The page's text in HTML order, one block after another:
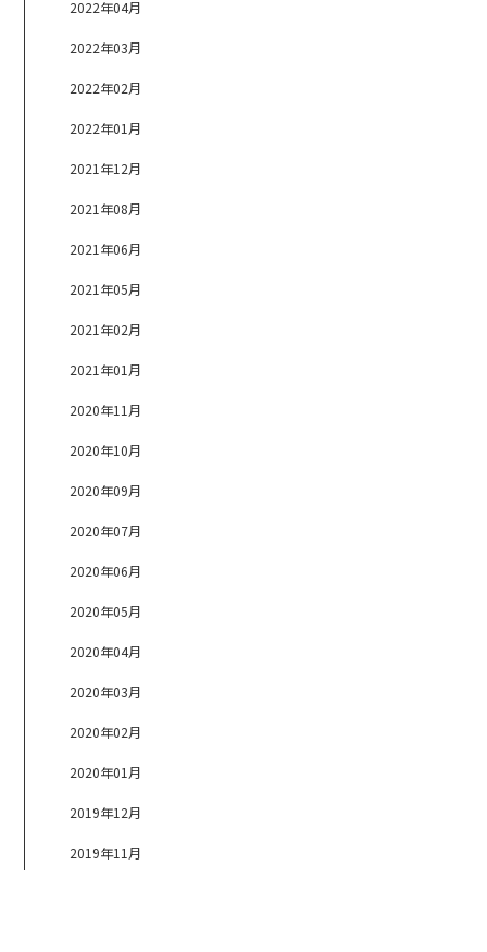
2022年04月
2022年03月
2022年02月
2022年01月
2021年12月
2021年08月
2021年06月
2021年05月
2021年02月
2021年01月
2020年11月
2020年10月
2020年09月
2020年07月
2020年06月
2020年05月
2020年04月
2020年03月
2020年02月
2020年01月
2019年12月
2019年11月